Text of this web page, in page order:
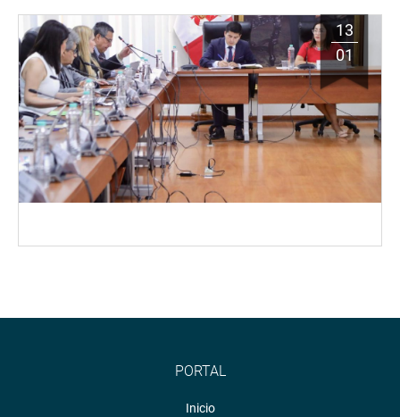
13
01
PORTAL
Inicio